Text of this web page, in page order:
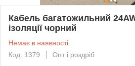
Кабель багатожильний
ізоляції чорний
Немає в наявності
Код: 1379
Опт і роздріб